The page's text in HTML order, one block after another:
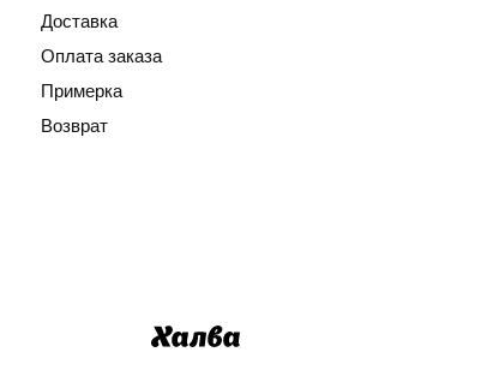
Доставка
Оплата заказа
Примерка
Возврат